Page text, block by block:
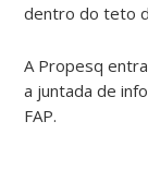
dentro do teto
A Propesq
a juntada de
FAP.